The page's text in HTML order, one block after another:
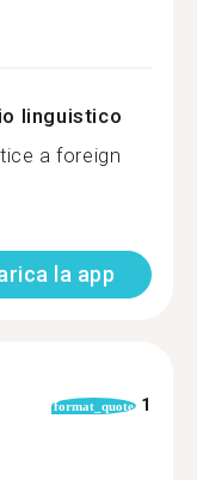
linguistico
a foreign
la app
format_quote 1